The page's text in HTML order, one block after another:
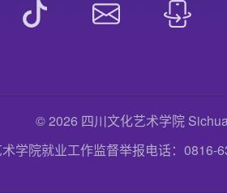
© 2026 四川文化艺术学院
术学院就业工作监督举报电话：